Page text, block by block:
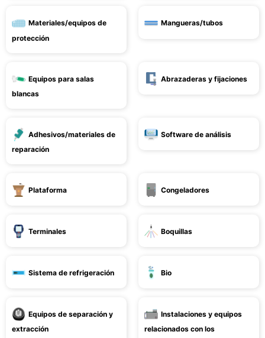
Materiales/equipos de
protección
Mangueras/tubos
Equipos para salas
blancas
Abrazaderas y fijaciones
Adhesivos/materiales de
reparación
Software de análisis
Plataforma Congeladores
Terminales Boquillas
Sistema de refrigeración Bio
Equipos de separación y
extracción
Instalaciones y equipos
relacionados con los